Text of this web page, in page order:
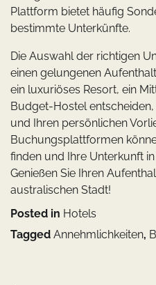
Plattform bietet häufig
bestimmte Unterkünfte.
Die Auswahl der richtigen
einen gelungenen
ein luxuriöses Resort, ein
Budget-Hostel
und Ihren persönlichen
Buchungsplattformen
finden und Ihre Unterkunft
Genießen Sie Ihren
australischen Stadt!
Posted in Hotels
Tagged Annehmlichkeiten,